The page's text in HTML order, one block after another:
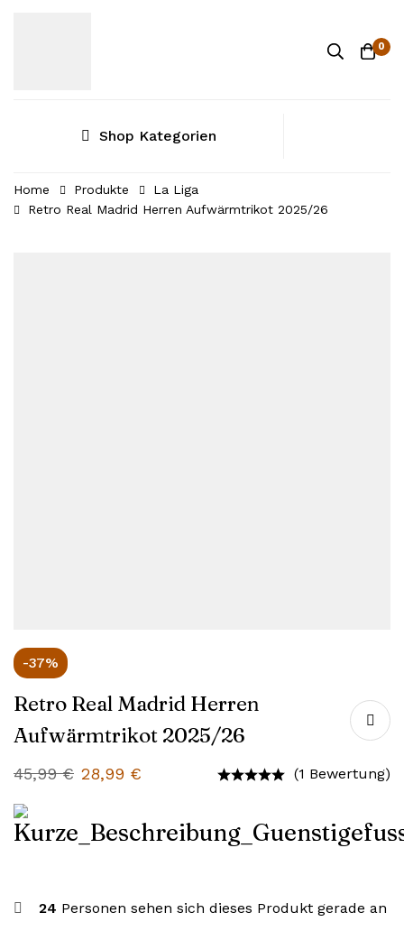
0
Shop Kategorien
Home Produkte
La Liga
Retro Real Madrid Herren Aufwärmtrikot 2025/26
-37%
Retro Real Madrid Herren
Aufwärmtrikot 2025/26
45,99€ 28,99 € (1 Bewertung)
24 Personen sehen sich dieses Produkt gerade an